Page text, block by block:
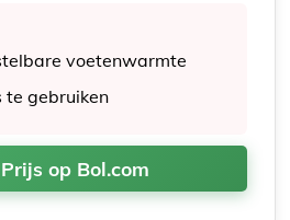
voetenwarmte
te gebruiken
op Bol.com